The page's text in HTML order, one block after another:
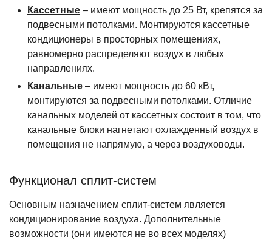
Кассетные – имеют мощность до 25 Вт, крепятся за
подвесными потолками. Монтируются кассетные
кондиционеры в просторных помещениях,
равномерно распределяют воздух в любых
направлениях.
Канальные – имеют мощность до 60 кВт,
монтируются за подвесными потолками. Отличие
канальных моделей от кассетных состоит в том, что
канальные блоки нагнетают охлажденный воздух в
помещения не напрямую, а через воздуховоды.
Функционал сплит-систем
Основным назначением сплит-систем является
кондиционирование воздуха. Дополнительные
возможности (они имеются не во всех моделях)